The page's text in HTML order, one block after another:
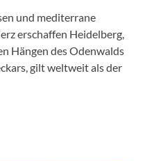
und mediterrane
erschaffen Heidelberg,
Hängen des Odenwalds
gilt weltweit als der